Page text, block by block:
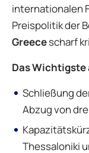
internationalen
Preispolitik der
Greecescharf
Das
Schließung
Abzug von
Thessaloniki